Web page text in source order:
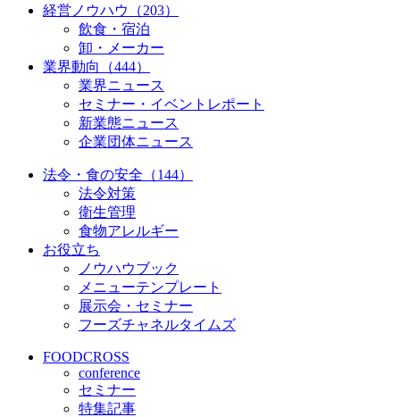
経営ノウハウ（203）
飲食・宿泊
卸・メーカー
業界動向（444）
業界ニュース
セミナー・イベントレポート
新業態ニュース
企業団体ニュース
法令・食の安全（144）
法令対策
衛生管理
食物アレルギー
お役立ち
ノウハウブック
メニューテンプレート
展示会・セミナー
フーズチャネルタイムズ
FOODCROSS
conference
セミナー
特集記事